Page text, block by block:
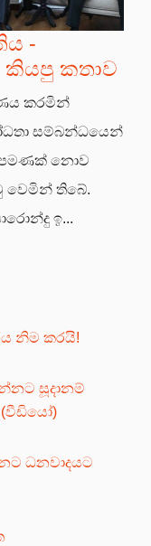
-
කතාව
කරමින්
සම්බන්ධයෙන්
පමණක් නොව
වෙමින් තිබේ.
ඉ...
නිම කරයි!
සූදානම්
ධනවාදයට